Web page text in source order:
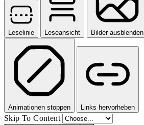
Leselinie Leseansicht Bilder ausblenden
Animationen stoppen Links hervorheben
Skip To Content